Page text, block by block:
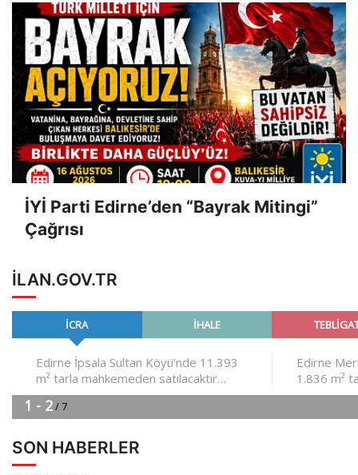
İYİ Parti Edirne’den “Bayrak Mitingi”
Çağrısı
ILAN.GOV.TR
SON HABERLER